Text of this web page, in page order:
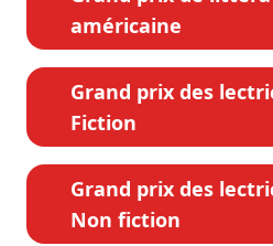
américaine
Grand prix des
Fiction
Grand prix des
Non fiction